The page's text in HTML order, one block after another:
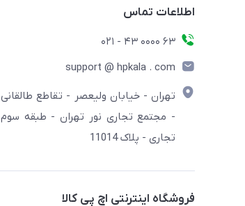
اطلاعات تماس
63 0000 43 - 021
support @ hpkala . com
تهران - خیابان ولیعصر - تقاطع طالقانی
- مجتمع تجاری نور تهران - طبقه سوم
تجاری - پلاک 11014
فروشگاه اینترنتی اچ پی کالا